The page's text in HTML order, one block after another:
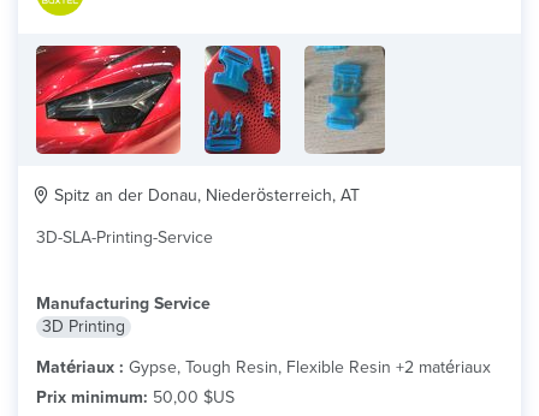
Spitz an der Donau, Niederösterreich, AT
3D-SLA-Printing-Service
Manufacturing Service
3D Printing
Matériaux : Gypse, Tough Resin, Flexible Resin +2 matériaux
Prix minimum: 50,00 $US